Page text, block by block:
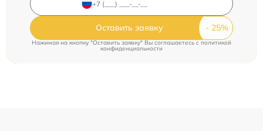
Оставить заявку
Нажимая на кнопку "Оставить заявку" Вы соглашаетесь cполитикой
конфиденциальности